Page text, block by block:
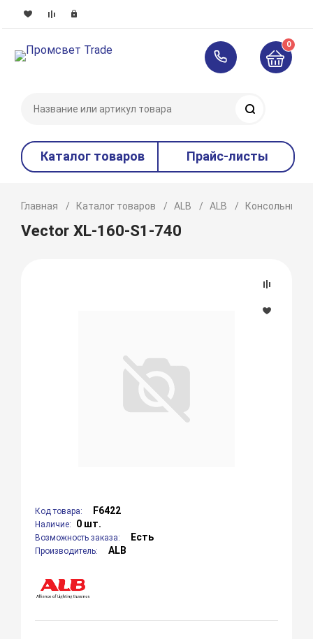
0
Каталог товаров Прайс-листы
Главная Каталог товаров ALB ALB Консольные
Vector XL-160-S1-740
Код товара: F6422
Наличие: 0 шт.
Возможность заказа: Есть
Производитель: ALB